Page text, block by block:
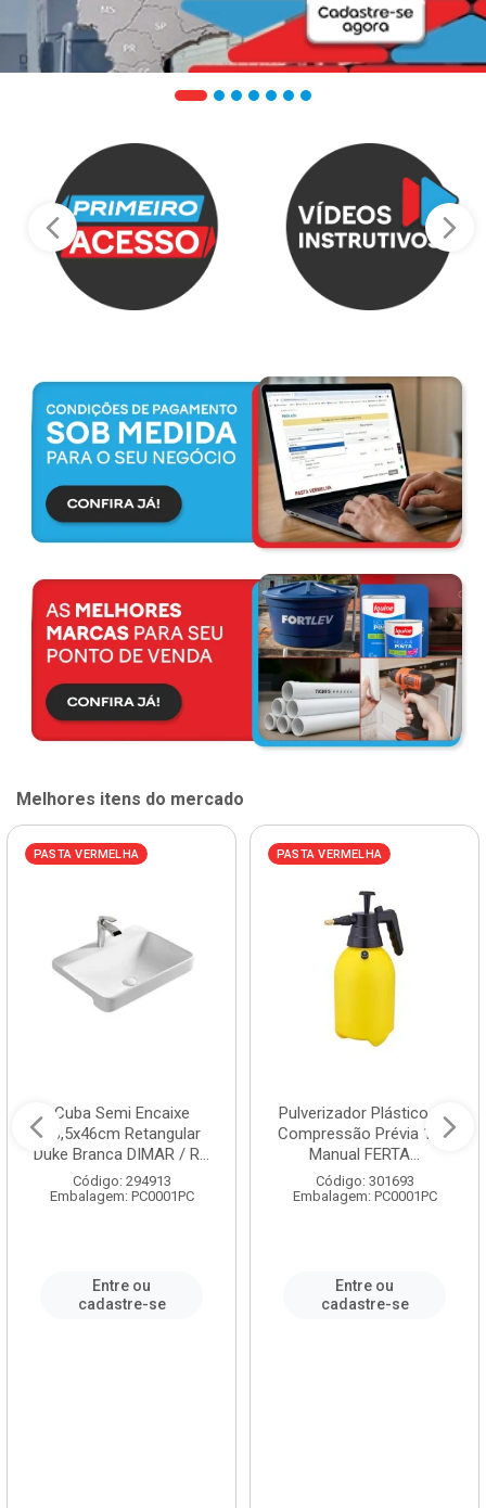
Melhores itens do mercado
PASTA VERMELHA
Cuba Semi Encaixe
58,5x46cm Retangular
Duke Branca DIMAR / R...
Código: 294913
Embalagem: PC0001PC
Entre ou
cadastre-se
PASTA VERMELHA
Pulverizador Plástico de
Compressão Prévia 1,5L
Manual FERTA...
Código: 301693
Embalagem: PC0001PC
Entre ou
cadastre-se